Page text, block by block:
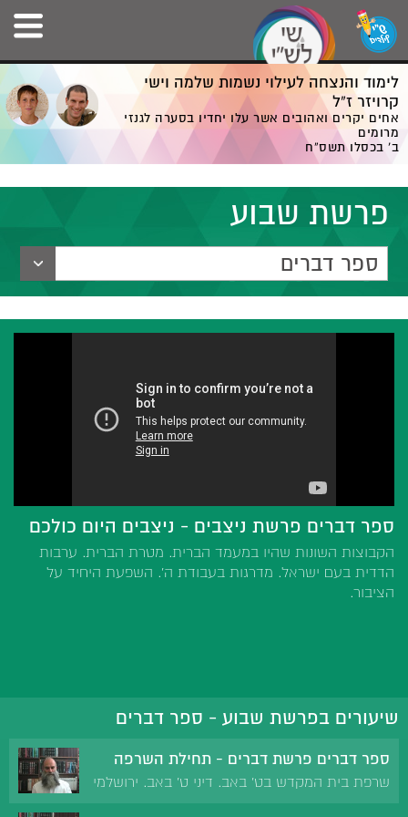
לימוד והנצחה לעילוי נשמות שלמה וישי
קרויזר ז”ל
אחים יקרים ואהובים אשר עלו יחדיו בסערה לגנזי
מרומים
ב' בכסלו תשס”ח
פרשת שבוע
ספר דברים
ספר דברים פרשת ניצבים - ניצבים היום כולכם
הקבוצות השונות שהיו במעמד הברית. מטרת הברית. ערבות
הדדית בעם ישראל. מדרגות בעבודת ה'. השפעת היחיד על
הציבור.
שיעורים בפרשת שבוע - ספר דברים
ספר דברים פרשת דברים - תחילת השרפה
שרפת בית המקדש בט' באב. דיני ט' באב. ירושלמי